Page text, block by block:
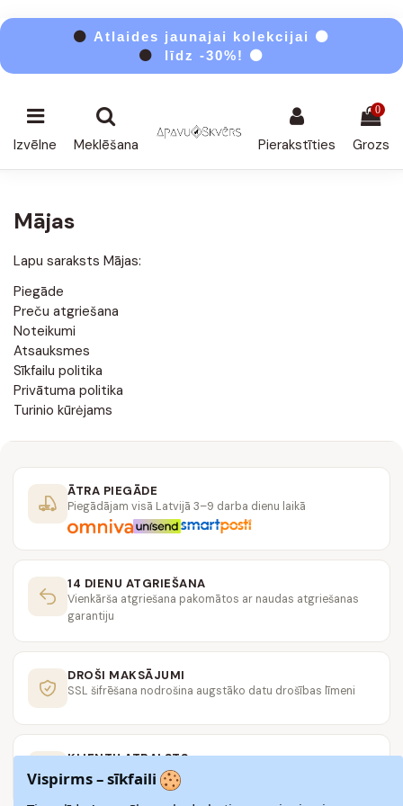
⚫ Atlaides jaunajai kolekcijai ⚫
⚫
līdz -30%! ⚫
Izvēlne Meklēšana Pierakstīties
0
Grozs
Mājas
Lapu saraksts Mājas:
Piegāde
Preču atgriešana
Noteikumi
Atsauksmes
Sīkfailu politika
Privātuma politika
Turinio kūrėjams
ĀTRA PIEGĀDE
Piegādājam visā Latvijā 3–9 darba dienu laikā
14 DIENU ATGRIEŠANA
Vienkārša atgriešana pakomātos ar naudas atgriešanas
garantiju
DROŠI MAKSĀJUMI
SSL šifrēšana nodrošina augstāko datu drošības līmeni
KLIENTU ATBALSTS
Rakstiet mumshello@apavuskvers.lv
Vispirms – sīkfaili